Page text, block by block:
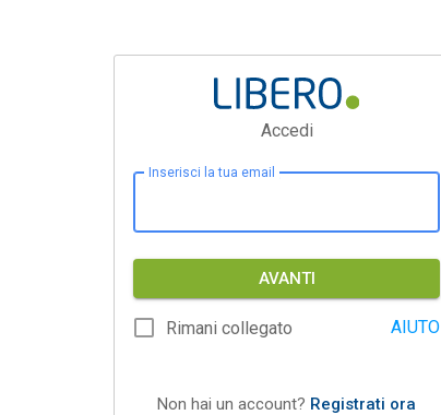
Accedi
Inserisci la tua email
AVANTI
Rimani collegato AIUTO
Non hai un account? Registrati ora